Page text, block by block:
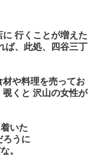
行くことが増えた
ば、此処、四谷三丁
や料理を売ってお
くと 沢山の女性が
いた
ろうに
。